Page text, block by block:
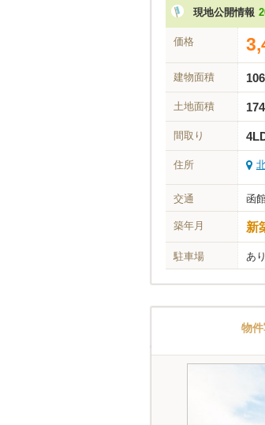
現地公開情報
価格
建物面積
土地面積
間取り
住所
交通 函
築年月 新
駐車場 あ
物